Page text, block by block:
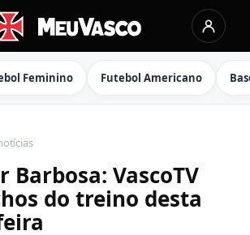
Feminino Futebol Americano
Barbosa: VascoTV
do treino desta